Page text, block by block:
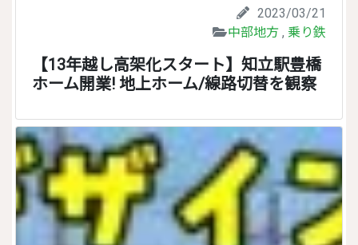
2023/03/21
中部地方 , 乗り鉄
【13年越し高架化スタート】知立駅豊橋
ホーム開業! 地上ホーム/線路切替を観察